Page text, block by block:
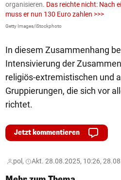
organisieren. Das reichte nicht: Nach
muss er nun 130 Euro zahlen >>>
Getty Images/iStockphoto
In diesem Zusammenhang
Intensivierung der
religiös-extremistischen und
Gruppierungen, die sich vor
richtet.
Jetzt kommentieren
pol, Akt. 28.08.2025, 10:26,